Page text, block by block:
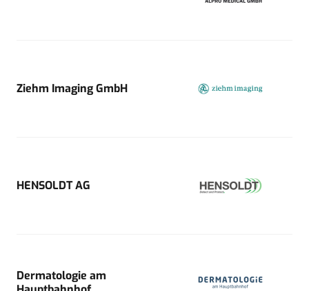
Ziehm Imaging GmbH
HENSOLDT AG
Dermatologie am